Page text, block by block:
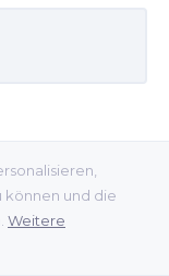
können und die
Weitere